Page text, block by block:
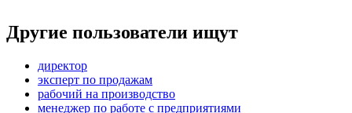
Другие пользователи ищут
директор
эксперт по продажам
рабочий на производство
менеджер по работе с предприятиями